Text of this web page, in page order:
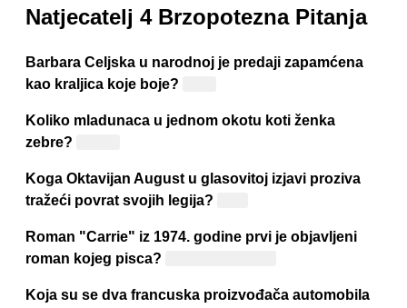
Natjecatelj 4 Brzopotezna Pitanja
Barbara Celjska u narodnoj je predaji zapamćena
kao kraljica koje boje?
Koliko mladunaca u jednom okotu koti ženka
zebre?
Koga Oktavijan August u glasovitoj izjavi proziva
tražeći povrat svojih legija?
Roman "Carrie" iz 1974. godine prvi je objavljeni
roman kojeg pisca?
Koja su se dva francuska proizvođača automobila